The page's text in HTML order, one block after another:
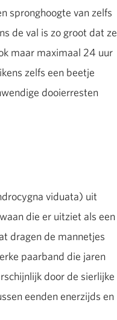
spronghoogte van zelfs
de val is zo groot dat ze
maar maximaal 24 uur
zelfs een beetje
dooierresten
viduata) uit
die er uitziet als een
dragen de mannetjes
paarband die jaren
door de sierlijke
eenden enerzijds en